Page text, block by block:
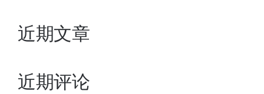
近期文章
近期评论